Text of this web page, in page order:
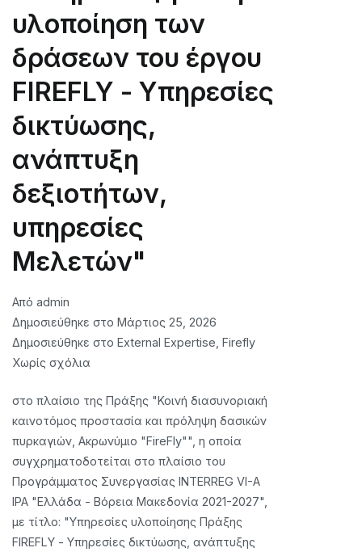
υλοποίηση των
δράσεων του έργου
FIREFLY - Υπηρεσίες
δικτύωσης,
ανάπτυξη
δεξιοτήτων,
υπηρεσίες
Μελετών"
Από admin
Δημοσιεύθηκε στο Μάρτιος 25, 2026
Δημοσιεύθηκε στο External Expertise Firefly
Χωρίς σχόλια
for
the
implementation
of
FIREFLY
project
actions
–
στο πλαίσιο της Πράξης "Κοινή διασυνοριακή
καινοτόμος προστασία και πρόληψη δασικών
πυρκαγιών, Ακρωνύμιο "FireFly"", η οποία
συγχρηματοδοτείται στο πλαίσιο του
Προγράμματος Συνεργασίας INTERREG VI-A
IPA "Ελλάδα - Βόρεια Μακεδονία 2021-2027",
με τίτλο: "Υπηρεσίες υλοποίησης Πράξης
FIREFLY - Υπηρεσίες δικτύωσης, ανάπτυξης